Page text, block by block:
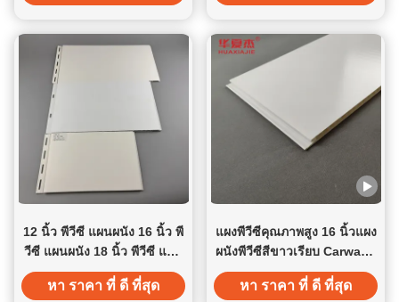
12 นิ้ว พีวีซี แผนผนัง 16 นิ้ว พี
วีซี แผนผนัง 18 นิ้ว พีวีซี แผน
ผนังเพดาน กันความชื้น กันน้ํา
ทนทาน ติดตั้งง่าย
หา ราคา ที่ ดี ที่สุด
แผงพีวีซีคุณภาพสูง 16 นิ้วแผง
ผนังพีวีซีสีขาวเรียบ Carwash
ตกแต่งห้อง
หา ราคา ที่ ดี ที่สุด